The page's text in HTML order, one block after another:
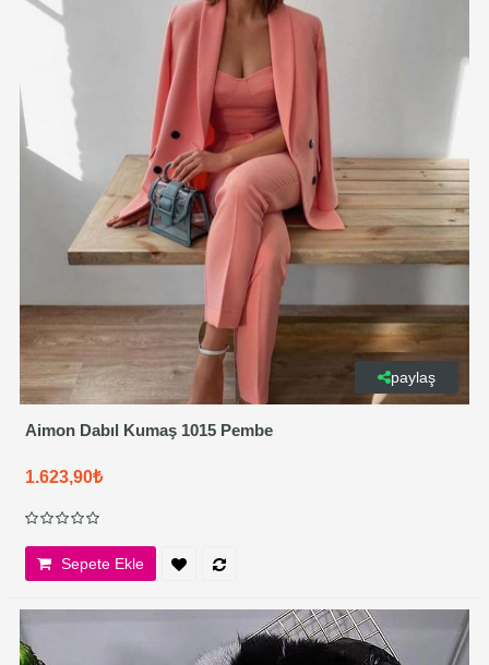
paylaş
Aimon Dabıl Kumaş 1015 Pembe
1.623,90₺
Sepete Ekle